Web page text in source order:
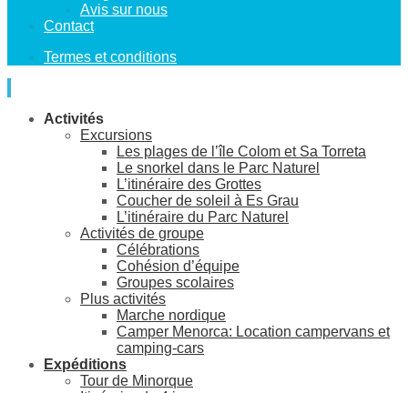
Avis sur nous
Contact
Termes et conditions
Activités
Excursions
Les plages de l’île Colom et Sa Torreta
Le snorkel dans le Parc Naturel
L’itinéraire des Grottes
Coucher de soleil à Es Grau
L’itinéraire du Parc Naturel
Activités de groupe
Célébrations
Cohésion d’équipe
Groupes scolaires
Plus activités
Marche nordique
Camper Menorca: Location campervans et
camping-cars
Expéditions
Tour de Minorque